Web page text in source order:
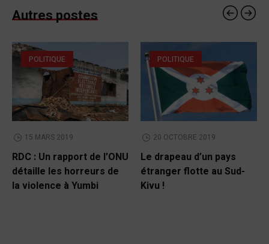
Autres postes
POLITIQUE
15 MARS 2019
RDC : Un rapport de l’ONU
détaille les horreurs de
la violence à Yumbi
POLITIQUE
20 OCTOBRE 2019
Le drapeau d’un pays
étranger flotte au Sud-
Kivu !